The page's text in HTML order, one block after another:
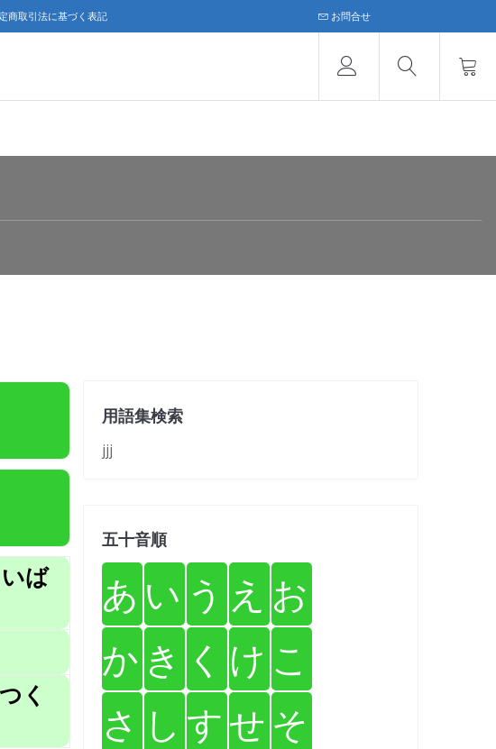
商取引法に基づく表記 お問合せ
ば
く
用語集検索
jjj
五十音順
あ い う え お
か き く け こ
さ し すせ そ